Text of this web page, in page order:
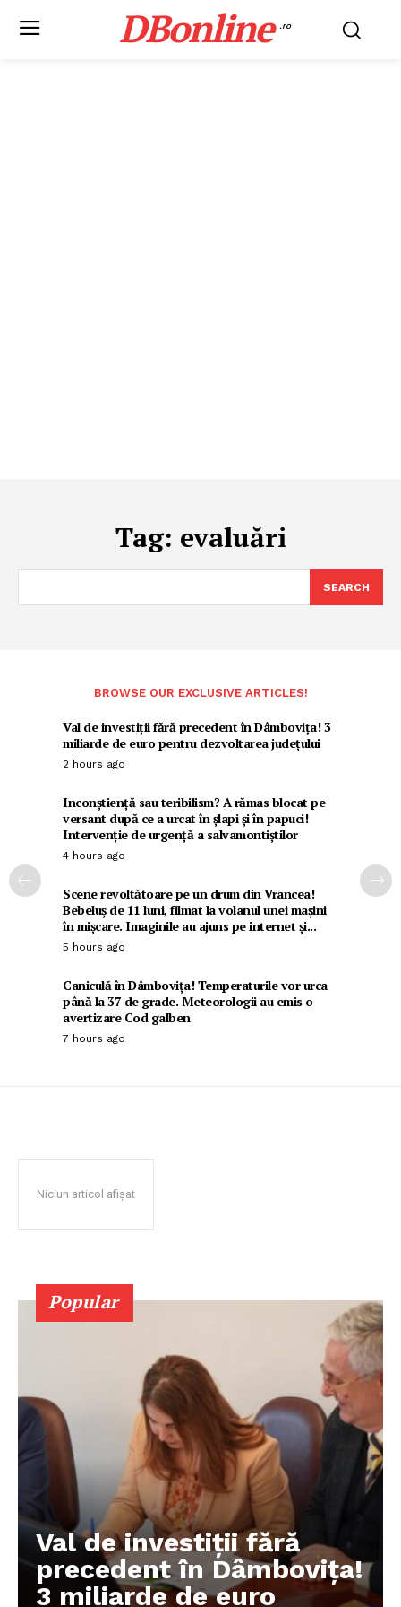
DBonline .ro
Tag: evaluări
SEARCH
BROWSE OUR EXCLUSIVE ARTICLES!
Val de investiții fără precedent în Dâmbovița! 3
miliarde de euro pentru dezvoltarea județului
2 hours ago
Inconștiență sau teribilism? A rămas blocat pe
versant după ce a urcat în șlapi și în papuci!
Intervenție de urgență a salvamontiștilor
4 hours ago
Scene revoltătoare pe un drum din Vrancea!
Bebeluș de 11 luni, filmat la volanul unei mașini
în mișcare. Imaginile au ajuns pe internet și...
5 hours ago
Caniculă în Dâmbovița! Temperaturile vor urca
până la 37 de grade. Meteorologii au emis o
avertizare Cod galben
7 hours ago
Niciun articol afișat
Popular
Val de investiții fără
precedent în Dâmbovița!
3 miliarde de euro